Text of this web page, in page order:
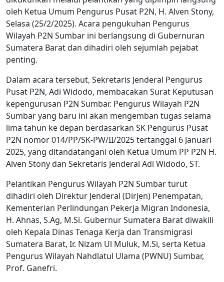
oleh Ketua Umum Pengurus Pusat P2N, H. Alven Stony,
Selasa (25/2/2025). Acara pengukuhan Pengurus
Wilayah P2N Sumbar ini berlangsung di Gubernuran
Sumatera Barat dan dihadiri oleh sejumlah pejabat
penting.
Dalam acara tersebut, Sekretaris Jenderal Pengurus
Pusat P2N, Adi Widodo, membacakan Surat Keputusan
kepengurusan P2N Sumbar. Pengurus Wilayah P2N
Sumbar yang baru ini akan mengemban tugas selama
lima tahun ke depan berdasarkan SK Pengurus Pusat
P2N nomor 014/PP/SK-PW/II/2025 tertanggal 6 Januari
2025, yang ditandatangani oleh Ketua Umum PP P2N H.
Alven Stony dan Sekretaris Jenderal Adi Widodo, ST.
Pelantikan Pengurus Wilayah P2N Sumbar turut
dihadiri oleh Direktur Jenderal (Dirjen) Penempatan,
Kementerian Perlindungan Pekerja Migran Indonesia,
H. Ahnas, S.Ag, M.Si. Gubernur Sumatera Barat diwakili
oleh Kepala Dinas Tenaga Kerja dan Transmigrasi
Sumatera Barat, Ir. Nizam Ul Muluk, M.Si, serta Ketua
Pengurus Wilayah Nahdlatul Ulama (PWNU) Sumbar,
Prof. Ganefri.